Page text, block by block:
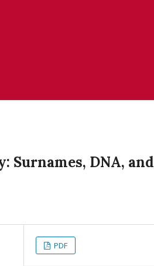
Surnames, DNA, and
PDF